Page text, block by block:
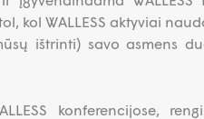
kol WALLESS aktyviai
ištrinti) savo asmens
konferencijose,